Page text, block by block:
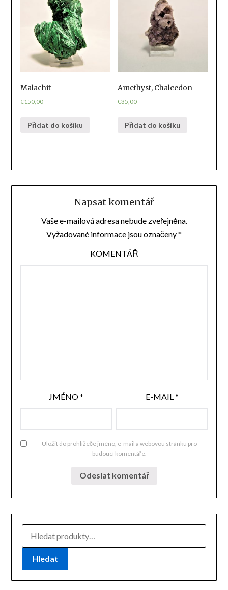
Malachit
€150,00
Přidat do košíku
Amethyst, Chalcedon
€35,00
Přidat do košíku
Napsat komentář
Vaše e-mailová adresa nebude zveřejněna.
Vyžadované informace jsou označeny*
KOMENTÁŘ
JMÉNO* E-MAIL *
Uložit do prohlížeče jméno, e-mail a webovou stránku pro
budoucí komentáře.
Hledat